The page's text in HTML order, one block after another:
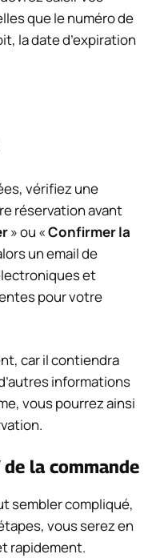
que le numéro de
la date d’expiration
vérifiez une
réservation avant
» ou «Confirmer la
un email de
et
pour votre
car il contiendra
informations
vous pourrez ainsi
la commande
sembler compliqué,
vous serez en
rapidement.